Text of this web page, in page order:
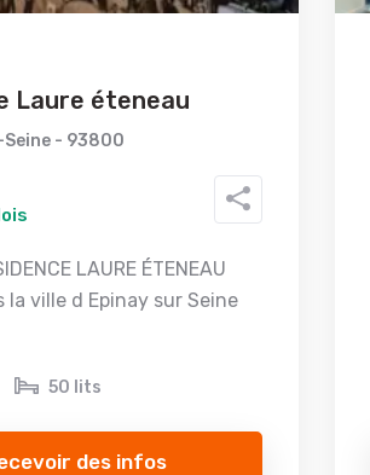
Laure éteneau
- 93800
LAURE ÉTENEAU
la ville d Epinay sur Seine
50 lits
des infos